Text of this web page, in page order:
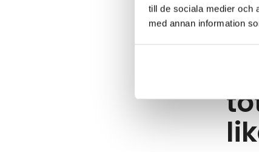
till de sociala medier och
med annan information